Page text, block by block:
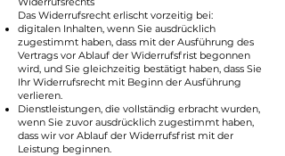
Das Widerrufsrecht erlischt vorzeitig bei:
digitalen Inhalten, wenn Sie ausdrücklich
zugestimmt haben, dass mit der Ausführung des
Vertrags vor Ablauf der Widerrufsfrist begonnen
wird, und Sie gleichzeitig bestätigt haben, dass Sie
Ihr Widerrufsrecht mit Beginn der Ausführung
verlieren.
Dienstleistungen, die vollständig erbracht wurden,
wenn Sie zuvor ausdrücklich zugestimmt haben,
dass wir vor Ablauf der Widerrufsfrist mit der
Leistung beginnen.​